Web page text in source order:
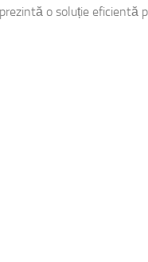
o soluție eficientă